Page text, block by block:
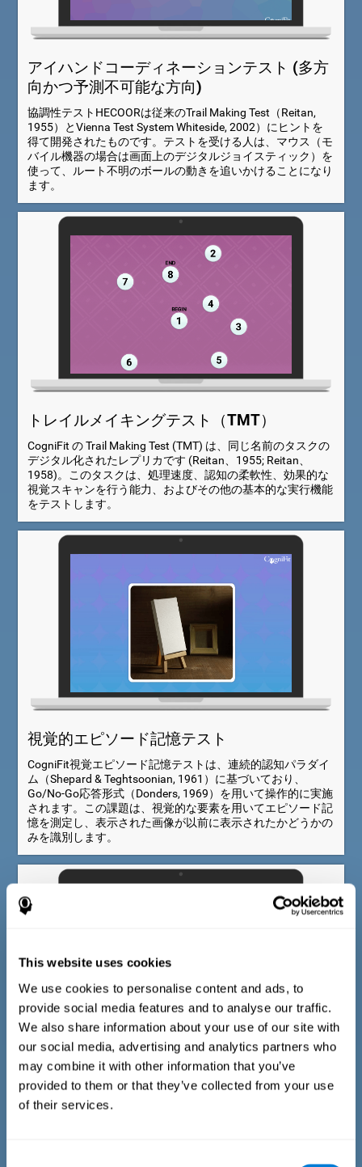
This website uses cookies
We use cookies to personalise content and ads, to
provide social media features and to analyse our traffic.
We also share information about your use of our site with
our social media, advertising and analytics partners who
may combine it with other information that you’ve
provided to them or that they’ve collected from your use
of their services.
アイハンドコーディネーションテスト (多方
向かつ予測不可能な方向)
協調性テストHECOORは従来のTrail Making Test（Reitan,
1955）とVienna Test System Whiteside, 2002）にヒントを
得て開発されたものです。テストを受ける人は、マウス（モ
バイル機器の場合は画面上のデジタルジョイスティック）を
使って、ルート不明のボールの動きを追いかけることになり
ます。
トレイルメイキングテスト（TMT）
CogniFit の Trail Making Test (TMT) は、同じ名前のタスクの
デジタル化されたレプリカです (Reitan、1955; Reitan、
1958)。このタスクは、処理速度、認知の柔軟性、効果的な
視覚スキャンを行う能力、およびその他の基本的な実行機能
をテストします。
視覚的エピソード記憶テスト
CogniFit視覚エピソード記憶テストは、連続的認知パラダイ
ム（Shepard & Teghtsoonian, 1961）に基づいており、
Go/No-Go応答形式（Donders, 1969）を用いて操作的に実施
されます。この課題は、視覚的な要素を用いてエピソード記
憶を測定し、表示された画像が以前に表示されたかどうかの
みを識別します。
マルチモーダル語彙記憶テスト
識別テストCOM-NAMは、Boston呼称テスト(Kaplan et al.,
1983) とWAIS-III 言葉テスト(Wechsler, 1997) をベースにし